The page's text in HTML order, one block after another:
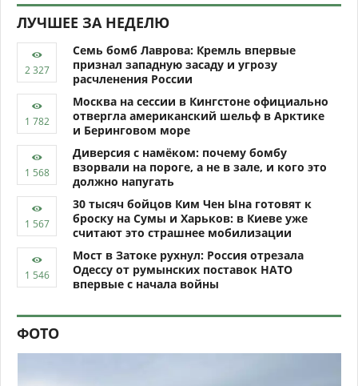
ЛУЧШЕЕ ЗА НЕДЕЛЮ
Семь бомб Лаврова: Кремль впервые
признал западную засаду и угрозу
расчленения России
Москва на сессии в Кингстоне официально
отвергла американский шельф в Арктике
и Беринговом море
Диверсия с намёком: почему бомбу
взорвали на пороге, а не в зале, и кого это
должно напугать
30 тысяч бойцов Ким Чен Ына готовят к
броску на Сумы и Харьков: в Киеве уже
считают это страшнее мобилизации
Мост в Затоке рухнул: Россия отрезала
Одессу от румынских поставок НАТО
впервые с начала войны
ФОТО